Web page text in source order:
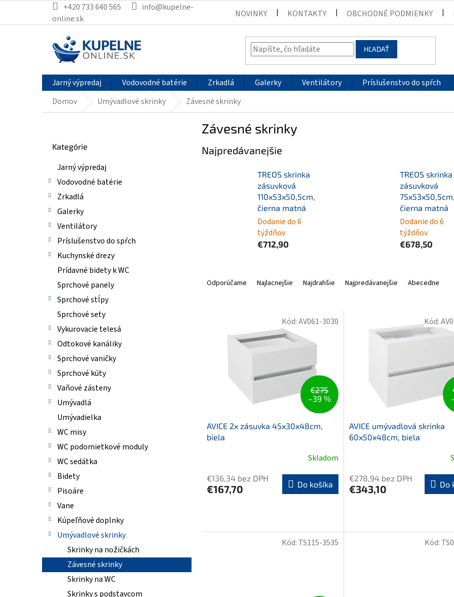
obsah
+420 733 640 565
info@kupelne-
online.sk
NOVINKY KONTAKTY OBCHODNÉ PODMIENKY
HĽADAŤ
Jarný výpredaj Vodovodné batérie Zrkadlá Galerky Ventilátory Príslušenstvo do spŕch
Domov
Umývadlové skrinky Závesné skrinky
kategórie
Kategórie
Jarný výpredaj
Vodovodné batérie
Zrkadlá
Galerky
Ventilátory
Príslušenstvo do spŕch
Kuchynské drezy
Prídavné bidety k WC
Sprchové panely
Sprchové stĺpy
Sprchové sety
Vykurovacie telesá
Odtokové kanáliky
Sprchové vaničky
Sprchové kúty
Vaňové zásteny
Umývadlá
Umývadielka
WC misy
WC podomietkové moduly
WC sedátka
Bidety
Pisoáre
Vane
Kúpeľňové doplnky
Umývadlové skrinky
Skrinky na nožičkách
Závesné skrinky
Skrinky na WC
Skrinky s podstavcom
Závesné skrinky
Najpredávanejšie
TREOS skrinka
zásuvková
110x53x50,5cm,
čierna matná
Dodanie do 6
týždňov
€712,90
TREOS skrinka
zásuvková
75x53x50,5cm,
čierna matná
Dodanie do 6
týždňov
€678,50
Odporúčame Najlacnejšie Najdrahšie Najpredávanejšie Abecedne
€275
–39 %
AVICE 2x zásuvka 45x30x48cm,
biela
Skladom
€136,34 bez DPH
€167,70 Do košíka
Kód:AV061-3030
AVICE umývadlová skrinka
60x50x48cm, biela
€278,94 bez DPH
€343,10 Do
Kód:
Kód: TS115-3535 Kód: